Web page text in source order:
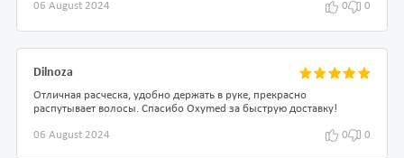
06 August 2024 0 0
Dilnoza
Отличная расческа, удобно держать в руке, прекрасно
распутывает волосы. Спасибо Oxymed за быструю доставку!
06 August 2024 0 0